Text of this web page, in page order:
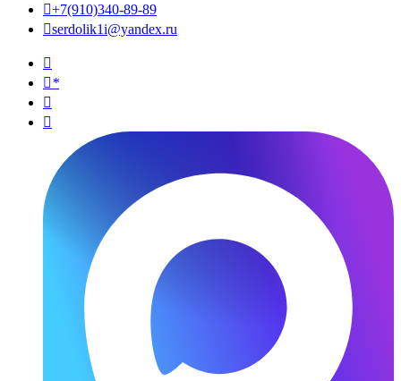
+7(910)340-89-89
serdolik1i@yandex.ru

*

